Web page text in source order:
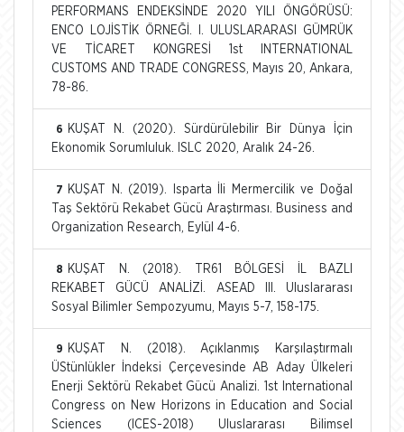
PERFORMANS ENDEKSİNDE 2020 YILI ÖNGÖRÜSÜ:
ENCO LOJİSTİK ÖRNEĞİ. I. ULUSLARARASI GÜMRÜK
VE TİCARET KONGRESİ 1st INTERNATIONAL
CUSTOMS AND TRADE CONGRESS, Mayıs 20, Ankara,
78-86.
6
KUŞAT N. (2020). Sürdürülebilir Bir Dünya İçin
Ekonomik Sorumluluk. ISLC 2020, Aralık 24-26.
7
KUŞAT N. (2019). Isparta İli Mermercilik ve Doğal
Taş Sektörü Rekabet Gücü Araştırması. Business and
Organization Research, Eylül 4-6.
8
KUŞAT N. (2018). TR61 BÖLGESİ İL BAZLI
REKABET GÜCÜ ANALİZİ. ASEAD III. Uluslararası
Sosyal Bilimler Sempozyumu, Mayıs 5-7, 158-175.
9
KUŞAT N. (2018). Açıklanmış Karşılaştırmalı
ÜStünlükler İndeksi Çerçevesinde AB Aday Ülkeleri
Enerji Sektörü Rekabet Gücü Analizi. 1st International
Congress on New Horizons in Education and Social
Sciences (ICES-2018) Uluslararası Bilimsel